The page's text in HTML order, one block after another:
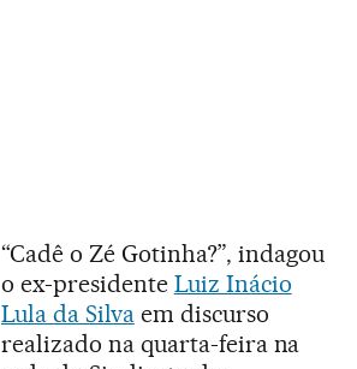
“Cadê o Zé Gotinha?”, indagou
o ex-presidente Luiz Inácio
Lula da Silvaem discurso
realizado na quarta-feira na